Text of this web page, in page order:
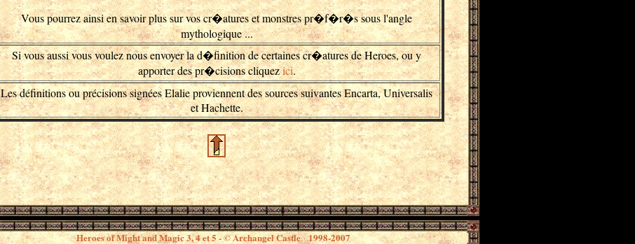
Vous pourrez ainsi en savoir plus sur vos cr�atures et monstres pr�f�r�s sous l'angle
mythologique ...
Si vous aussi vous voulez nous envoyer la d�finition de certaines cr�atures de Heroes, ou y
apporter des pr�cisions cliquez ici.
Les définitions ou précisions signées Elalie proviennent des sources suivantes Encarta, Universalis
et Hachette.
Heroes of Might and Magic 3, 4 et 5 - © Archangel Castle 1998-2007